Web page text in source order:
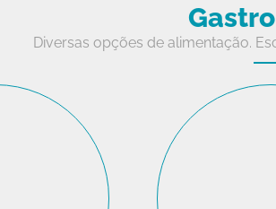
Diversas opções de alimentação.